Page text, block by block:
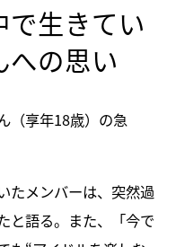
生きてい
への思い
（享年18歳）の急
たメンバーは、突然過
と語る。また、「今で